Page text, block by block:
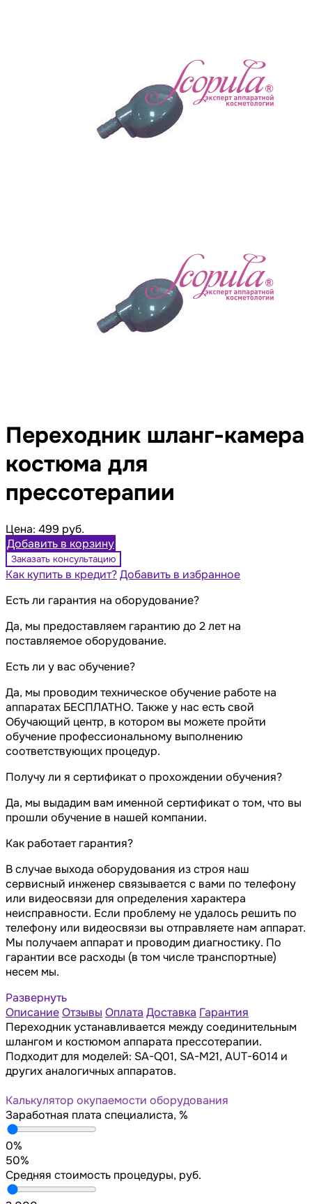
Переходник шланг-камера
костюма для
прессотерапии
Цена: 499 руб.
Добавить в корзину
Заказать консультацию
Как купить в кредит?Добавить в избранное
Есть ли гарантия на оборудование?
Да, мы предоставляем гарантию до 2 лет на
поставляемое оборудование.
Есть ли у вас обучение?
Да, мы проводим техническое обучение работе на
аппаратах БЕСПЛАТНО. Также у нас есть свой
Обучающий центр, в котором вы можете пройти
обучение профессиональному выполнению
соответствующих процедур.
Получу ли я сертификат о прохождении обучения?
Да, мы выдадим вам именной сертификат о том, что вы
прошли обучение в нашей компании.
Как работает гарантия?
В случае выхода оборудования из строя наш
сервисный инженер связывается с вами по телефону
или видеосвязи для определения характера
неисправности. Если проблему не удалось решить по
телефону или видеосвязи вы отправляете нам аппарат.
Мы получаем аппарат и проводим диагностику. По
гарантии все расходы (в том числе транспортные)
несем мы.
Развернуть
ОписаниеОтзывы Оплата Доставка Гарантия
Переходник устанавливается между соединительным
шлангом и костюмом аппарата прессотерапии.
Подходит для моделей: SA-Q01, SA-M21, AUT-6014 и
других аналогичных аппаратов.
Калькулятор окупаемости оборудования
Заработная плата специалиста, %
0%
50%
Средняя стоимость процедуры, руб.